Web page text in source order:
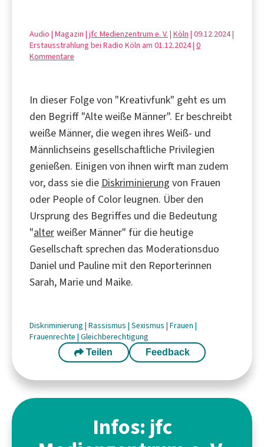
Audio | Magazin | jfc Medienzentrum e. V. | Köln | 09.12.2024 |
Erstausstrahlung bei Radio Köln am 01.12.2024 | 0
Kommentare
In dieser Folge von "Kreativfunk" geht es um
den Begriff "Alte weiße Männer". Er beschreibt
weiße Männer, die wegen ihres Weiß- und
Männlichseins gesellschaftliche Privilegien
genießen. Einigen von ihnen wirft man zudem
vor, dass sie die Diskriminierung von Frauen
oder People of Color leugnen. Über den
Ursprung des Begriffes und die Bedeutung
"alterweißer Männer" für die heutige
Gesellschaft sprechen das Moderationsduo
Daniel und Pauline mit den Reporterinnen
Sarah, Marie und Maike.
Diskriminierung | Rassismus | Sexismus | Frauen |
Frauenrechte | Gleichberechtigung
Teilen Feedback
Infos: jfc